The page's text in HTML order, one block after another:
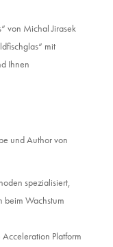
von Michal Jirasek
mit
Ihnen
und Author von
spezialisiert,
beim Wachstum
Platform